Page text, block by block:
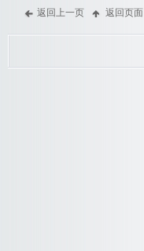
返回上一页 返回页面